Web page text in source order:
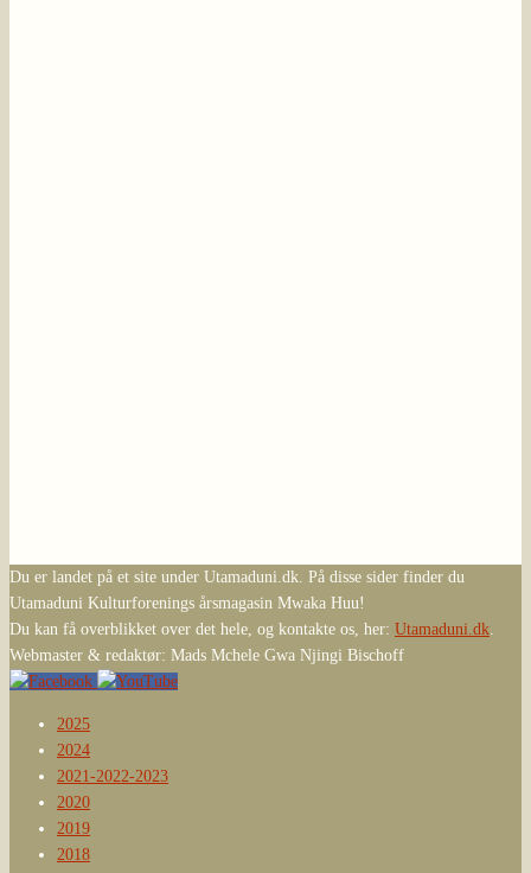
Du er landet på et site under Utamaduni.dk. På disse sider finder du
Utamaduni Kulturforenings årsmagasin Mwaka Huu!
Du kan få overblikket over det hele, og kontakte os, her: Utamaduni.dk
Webmaster & redaktør: Mads Mchele Gwa Njingi Bischoff
2025
2024
2021-2022-2023
2020
2019
2018